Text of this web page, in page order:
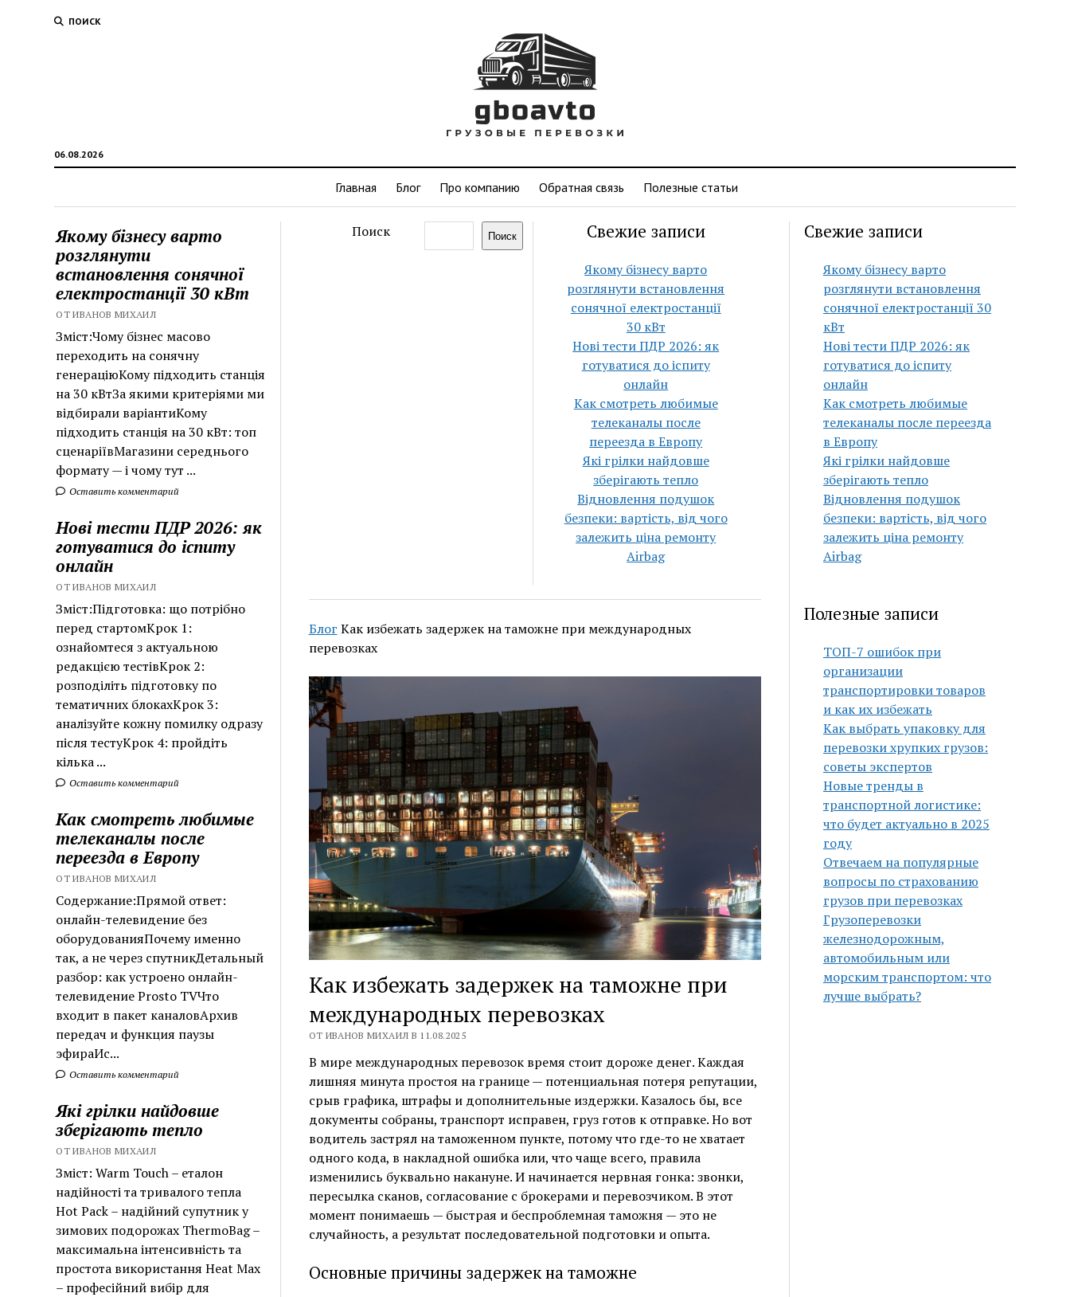
ПОИСК
06.08.2026
Главная Блог Про компанию Обратная связь Полезные статьи
Якому бізнесу варто
розглянути
встановлення сонячної
електростанції 30 кВт
ОТ ИВАНОВ МИХАИЛ
Зміст:Чому бізнес масово
переходить на сонячну
генераціюКому підходить станція
на 30 кВтЗа якими критеріями ми
відбирали варіантиКому
підходить станція на 30 кВт: топ
сценаріївМагазини середнього
формату — і чому тут ...
Оставить комментарий
Нові тести ПДР 2026: як
готуватися до іспиту
онлайн
ОТ ИВАНОВ МИХАИЛ
Зміст:Підготовка: що потрібно
перед стартомКрок 1:
ознайомтеся з актуальною
редакцією тестівКрок 2:
розподіліть підготовку по
тематичних блокахКрок 3:
аналізуйте кожну помилку одразу
після тестуКрок 4: пройдіть
кілька ...
Оставить комментарий
Как смотреть любимые
телеканалы после
переезда в Европу
ОТ ИВАНОВ МИХАИЛ
Содержание:Прямой ответ:
онлайн-телевидение без
оборудованияПочему именно
так, а не через спутникДетальный
разбор: как устроено онлайн-
телевидение Prosto TVЧто
входит в пакет каналовАрхив
передач и функция паузы
эфираИс...
Оставить комментарий
Які грілки найдовше
зберігають тепло
ОТ ИВАНОВ МИХАИЛ
Зміст: Warm Touch – еталон
надійності та тривалого тепла
Hot Pack – надійний супутник у
зимових подорожах ThermoBag –
максимальна інтенсивність та
простота використання Heat Max
– професійний вибір для
Поиск Поиск Свежие записи
Якому бізнесу варто
розглянути встановлення
сонячної електростанції
30 кВт
Нові тести ПДР 2026: як
готуватися до іспиту
онлайн
Как смотреть любимые
телеканалы после
переезда в Европу
Які грілки найдовше
зберігають тепло
Відновлення подушок
безпеки: вартість, від чого
залежить ціна ремонту
Airbag
Блог Как избежать задержек на таможне при международных
перевозках
Как избежать задержек на таможне при
международных перевозках
ОТ ИВАНОВ МИХАИЛ В 11.08.2025
В мире международных перевозок время стоит дороже денег. Каждая
лишняя минута простоя на границе — потенциальная потеря репутации,
срыв графика, штрафы и дополнительные издержки. Казалось бы, все
документы собраны, транспорт исправен, груз готов к отправке. Но вот
водитель застрял на таможенном пункте, потому что где-то не хватает
одного кода, в накладной ошибка или, что чаще всего, правила
изменились буквально накануне. И начинается нервная гонка: звонки,
пересылка сканов, согласование с брокерами и перевозчиком. В этот
момент понимаешь — быстрая и беспроблемная таможня — это не
случайность, а результат последовательной подготовки и опыта.
Основные причины задержек на таможне
Свежие записи
Якому бізнесу варто
розглянути встановлення
сонячної електростанції 30
кВт
Нові тести ПДР 2026: як
готуватися до іспиту
онлайн
Как смотреть любимые
телеканалы после переезда
в Европу
Які грілки найдовше
зберігають тепло
Відновлення подушок
безпеки: вартість, від чого
залежить ціна ремонту
Airbag
Полезные записи
ТОП-7 ошибок при
организации
транспортировки товаров
и как их избежать
Как выбрать упаковку для
перевозки хрупких грузов:
советы экспертов
Новые тренды в
транспортной логистике:
что будет актуально в 2025
году
Отвечаем на популярные
вопросы по страхованию
грузов при перевозках
Грузоперевозки
железнодорожным,
автомобильным или
морским транспортом: что
лучше выбрать?